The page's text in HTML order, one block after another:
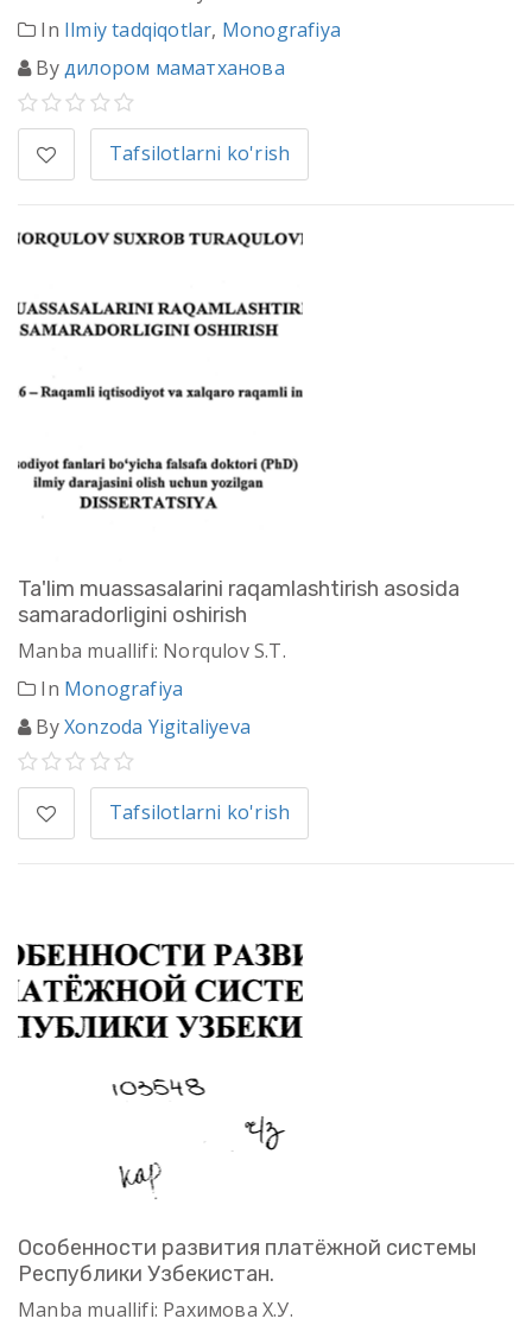
In Ilmiy tadqiqotlar, Monografiya
Byдилором маматханова
Tafsilotlarni ko'rish
Ta'lim muassasalarini raqamlashtirish asosida
samaradorligini oshirish
Manba muallifi: Norqulov S.T.
In Monografiya
ByXonzoda Yigitaliyeva
Tafsilotlarni ko'rish
Особенности развития платёжной системы
Республики Узбекистан.
Manba muallifi: Рахимова Х.У.